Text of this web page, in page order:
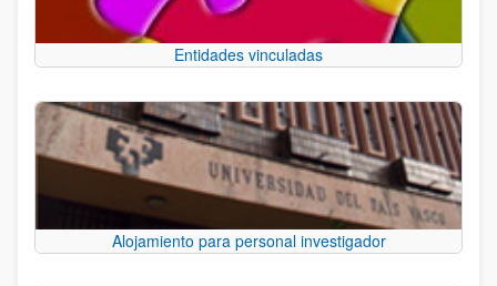
Entidades vinculadas
Alojamiento para personal investigador